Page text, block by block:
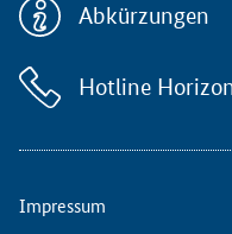
r
O
p
e
s
h
Abkürzungen
Hotline
Impressum